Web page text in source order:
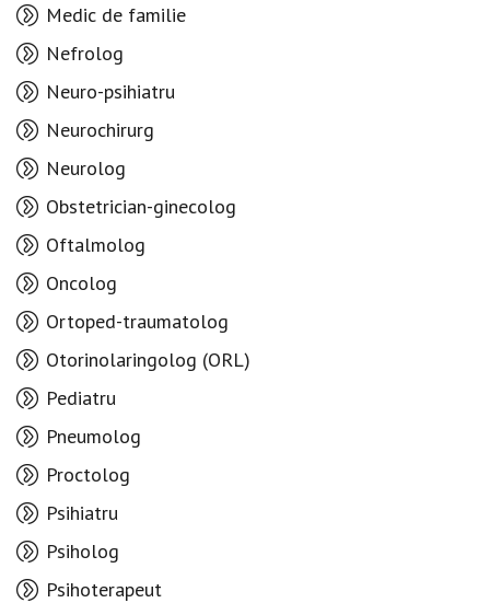
Medic de familie
Nefrolog
Neuro-psihiatru
Neurochirurg
Neurolog
Obstetrician-ginecolog
Oftalmolog
Oncolog
Ortoped-traumatolog
Otorinolaringolog (ORL)
Pediatru
Pneumolog
Proctolog
Psihiatru
Psiholog
Psihoterapeut